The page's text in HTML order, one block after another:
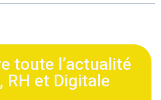
toute l’actualité
RH et Digitale